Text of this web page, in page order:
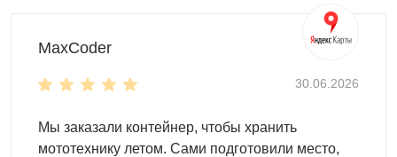
от базового исполнения из оцинкованной стали
нанесения печати.
Для установки ангаров SKOGGY не требуется заливка
фундамента, достаточно ровной твердой поверхности.
MaxCoder
30.06.2026
Мы заказали контейнер, чтобы хранить
мототехнику летом. Сами подготовили место,